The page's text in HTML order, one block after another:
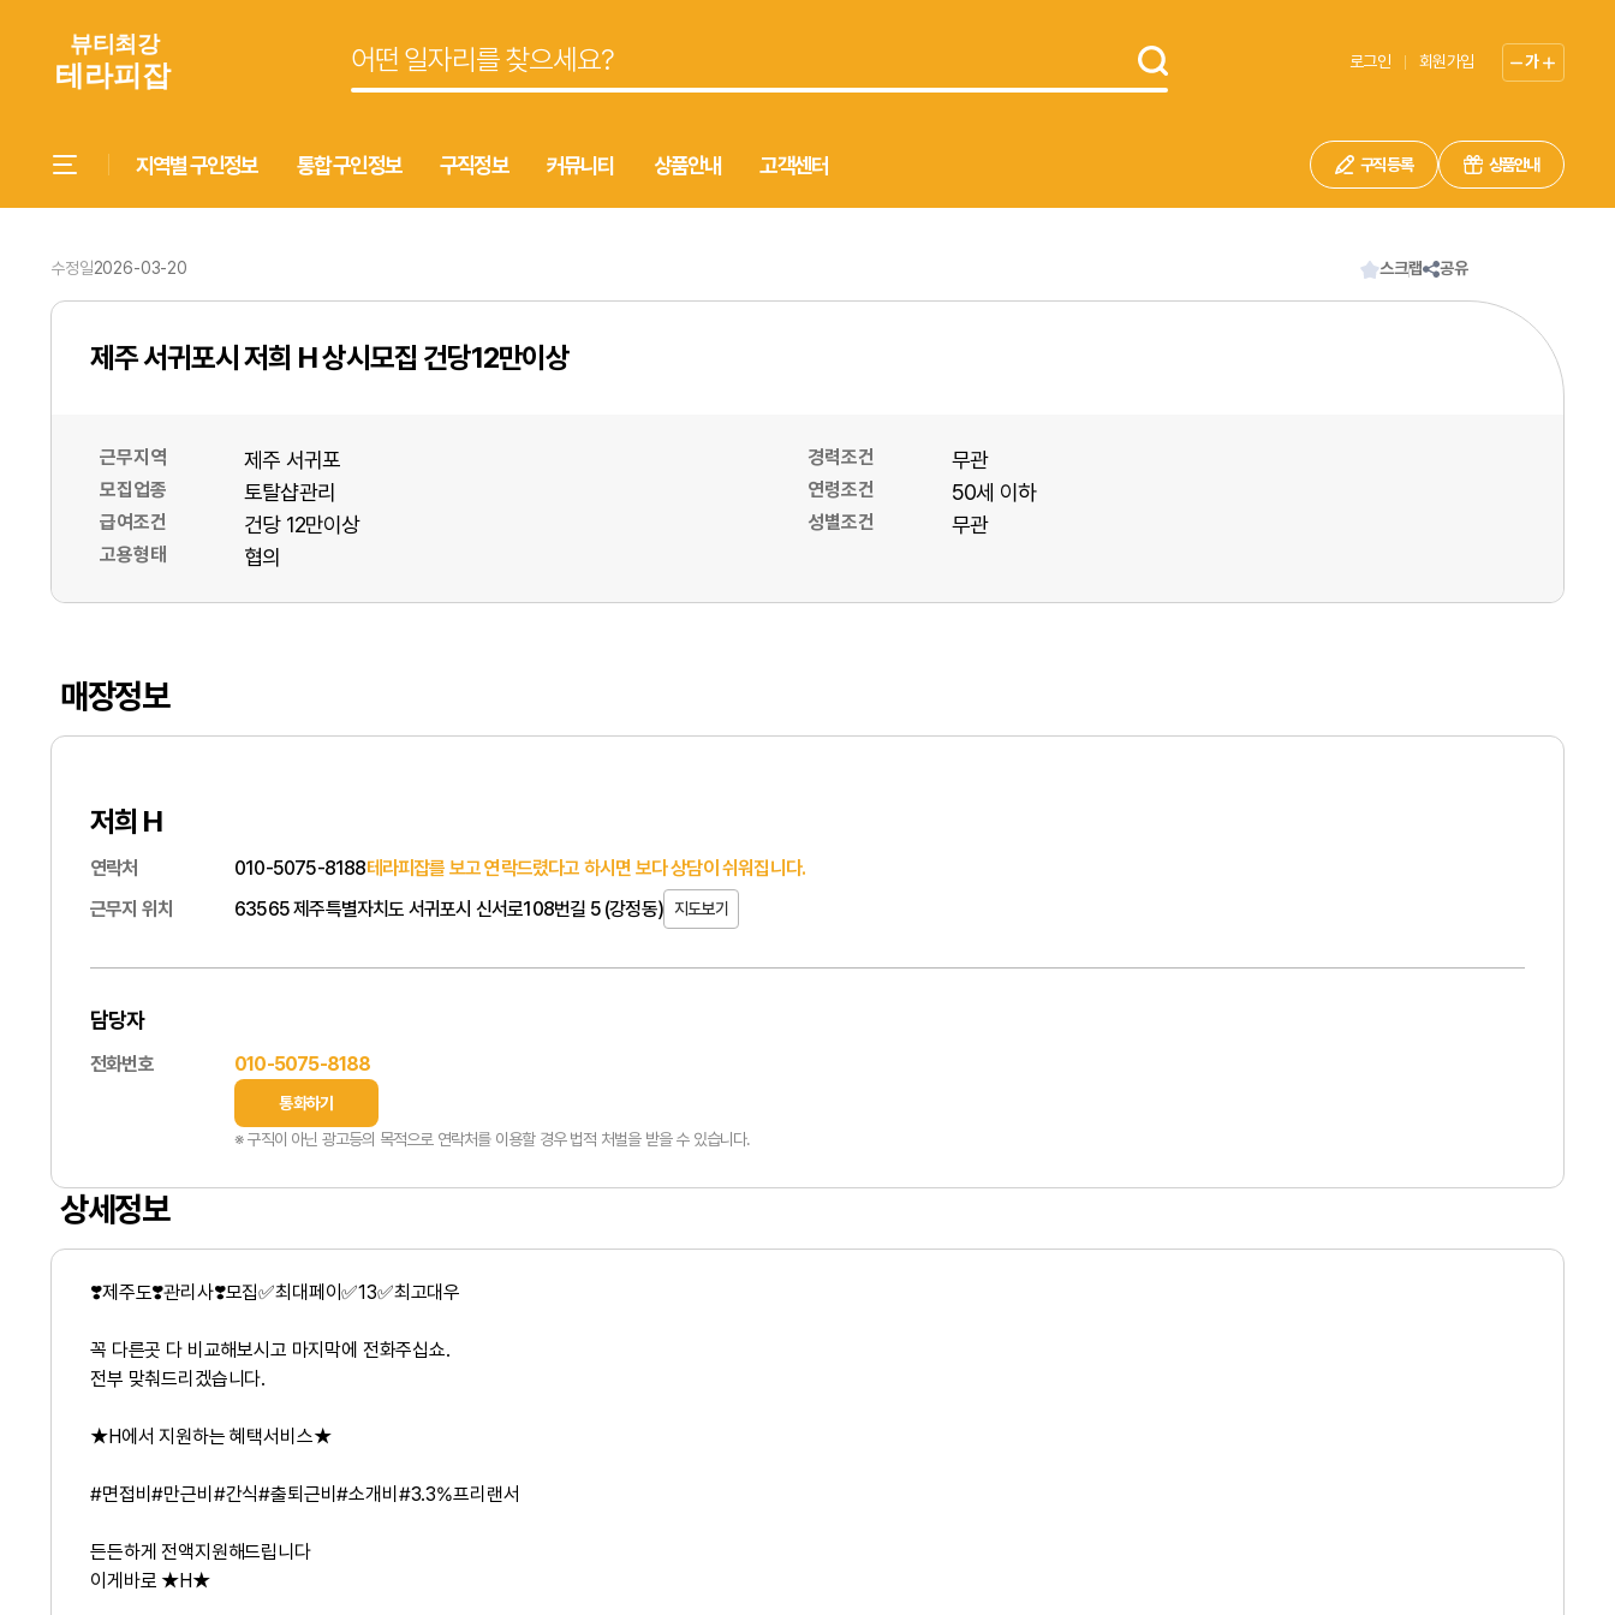
로그인 회원가입 가
지역별 구인정보 통합 구인정보 구직정보 커뮤니티 상품안내 고객센터 구직 등록 상품안내
수정일2026-03-20 스크랩 공유
제주 서귀포시 저희 H 상시모집 건당12만이상
근무지역 제주 서귀포
모집업종 토탈샵관리
급여조건 건당 12만이상
고용형태 협의
경력조건 무관
연령조건 50세 이하
성별조건 무관
매장정보
저희 H
연락처 010-5075-8188테라피잡를 보고 연락드렸다고 하시면 보다 상담이 쉬워집니다.
근무지 위치
63565 제주특별자치도 서귀포시 신서로108번길 5 (강정동) 지도보기
담당자
전화번호 010-5075-8188
통화하기
※ 구직이 아닌 광고등의 목적으로 연락처를 이용할 경우 법적 처벌을 받을 수 있습니다.
상세정보
❣️제주도❣️관리사❣️모집✅최대페이✅13✅최고대우
꼭 다른곳 다 비교해보시고 마지막에 전화주십쇼.
전부 맞춰드리겠습니다.
★H에서 지원하는 혜택서비스★
#면접비#만근비#간식#출퇴근비#소개비#3.3%프리랜서
든든하게 전액지원해드립니다
이게바로 ★H★